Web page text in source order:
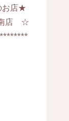
お店★
南店 ☆